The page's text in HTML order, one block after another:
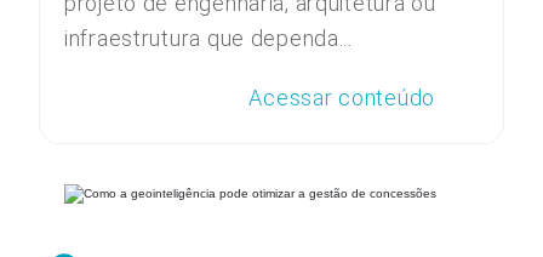
infraestrutura que dependa...
Acessar conteúdo